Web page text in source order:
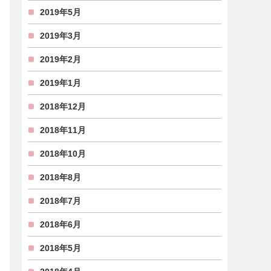
2019年5月
2019年3月
2019年2月
2019年1月
2018年12月
2018年11月
2018年10月
2018年8月
2018年7月
2018年6月
2018年5月